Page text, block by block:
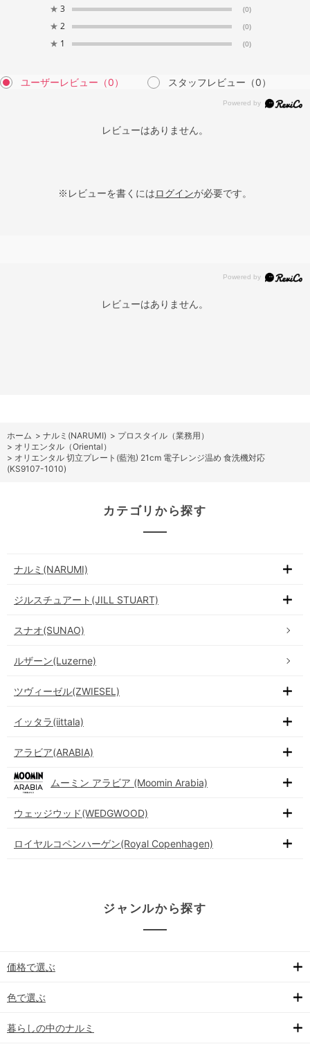
★ 3 (0)
★ 2 (0)
★ 1 (0)
ユーザーレビュー （0） スタッフレビュー （0）
レビューはありません。
※レビューを書くにはログインが必要です。
レビューはありません。
ホーム > ナルミ(NARUMI) > プロスタイル（業務用）
> オリエンタル（Oriental）
> オリエンタル 切立プレート(藍泡) 21cm 電子レンジ温め 食洗機対応
(KS9107-1010)
カテゴリから探す
ナルミ(NARUMI)
ジルスチュアート(JILL STUART)
スナオ(SUNAO)
ルザーン(Luzerne)
ツヴィーゼル(ZWIESEL)
イッタラ(iittala)
アラビア(ARABIA)
ムーミン アラビア (Moomin Arabia)
ウェッジウッド(WEDGWOOD)
ロイヤルコペンハーゲン(Royal Copenhagen)
ジャンルから探す
価格で選ぶ
色で選ぶ
暮らしの中のナルミ